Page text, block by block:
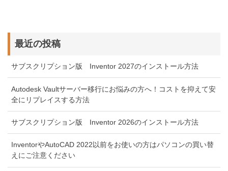
最近の投稿
サブスクリプション版 Inventor 2027のインストール方法
Autodesk Vaultサーバー移行にお悩みの方へ！コストを抑えて安
全にリプレイスする方法
サブスクリプション版 Inventor 2026のインストール方法
InventorやAutoCAD 2022以前をお使いの方はパソコンの買い替
えにご注意ください